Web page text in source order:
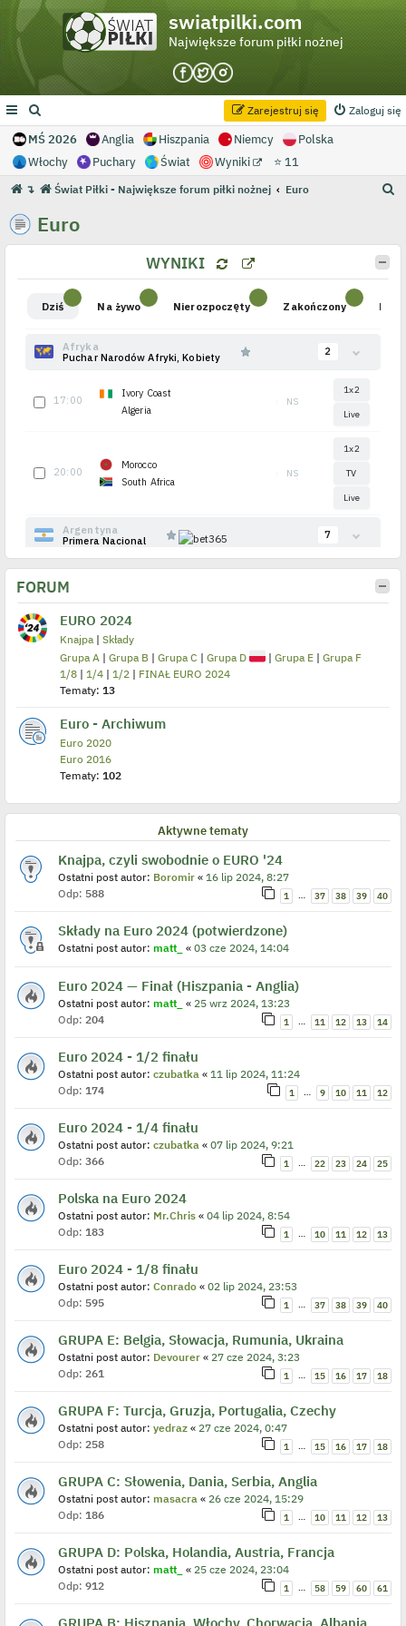
swiatpilki.com
Największe forum piłki nożnej
Zaloguj się
Zarejestruj się
MŚ 2026 Anglia Hiszpania Niemcy
Polska
Włochy
Puchary Świat Wyniki ⭐ 11
↴ Świat Piłki - Największe forum piłki nożnej Euro
Euro
WYNIKI
FORUM
EURO 2024
Knajpa| Składy
Grupa A | Grupa B | Grupa C | Grupa D | Grupa E | Grupa F
1/8 | 1/4 | 1/2 | FINAŁ EURO 2024
Tematy: 13
Euro - Archiwum
Euro 2020
Euro 2016
Tematy: 102
Aktywne tematy
Knajpa, czyli swobodnie o EURO '24
Ostatni post autor: Boromir « 16 lip 2024, 8:27
Odp: 588 1 … 37 38 39 40
Składy na Euro 2024 (potwierdzone)
Ostatni post autor: matt_ « 03 cze 2024, 14:04
Euro 2024 — Finał (Hiszpania - Anglia)
Ostatni post autor: matt_ « 25 wrz 2024, 13:23
Odp: 204 1 … 11 12 13 14
Euro 2024 - 1/2 finału
Ostatni post autor: czubatka « 11 lip 2024, 11:24
Odp: 174 1 … 9 10 11 12
Euro 2024 - 1/4 finału
Ostatni post autor: czubatka « 07 lip 2024, 9:21
Odp: 366 1 … 22 23 24 25
Polska na Euro 2024
Ostatni post autor: Mr.Chris « 04 lip 2024, 8:54
Odp: 183 1 … 10 11 12 13
Euro 2024 - 1/8 finału
Ostatni post autor: Conrado « 02 lip 2024, 23:53
Odp: 595 1 … 37 38 39 40
GRUPA E: Belgia, Słowacja, Rumunia, Ukraina
Ostatni post autor: Devourer « 27 cze 2024, 3:23
Odp: 261 1 … 15 16 17 18
GRUPA F: Turcja, Gruzja, Portugalia, Czechy
Ostatni post autor: yedraz « 27 cze 2024, 0:47
Odp: 258 1 … 15 16 17 18
GRUPA C: Słowenia, Dania, Serbia, Anglia
Ostatni post autor: masacra « 26 cze 2024, 15:29
Odp: 186 1 … 10 11 12 13
GRUPA D: Polska, Holandia, Austria, Francja
Ostatni post autor: matt_ « 25 cze 2024, 23:04
Odp: 912 1 … 58 59 60 61